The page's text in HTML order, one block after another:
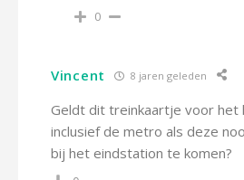
0
Vincent 8 jaren geleden
Geldt dit treinkaartje voor het
inclusief de metro als deze
bij het eindstation te komen?